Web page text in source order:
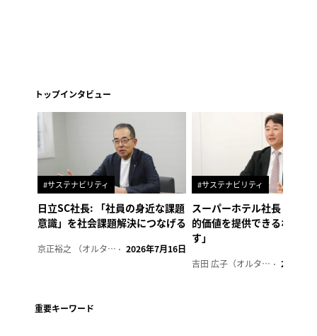
トップインタビュー
#サステナビリティ
日立SC社長: 「社員の身近な課題
意識」を社会課題解決につなげる
京正裕之 （オルタナ副編集長） 2026年7月16日
#サステナビリティ
スーパーホテル社長「地域
的価値を提供できるホテル
す」
吉田 広子（オルタナ輪番編集長） 2026年6
重要キーワード